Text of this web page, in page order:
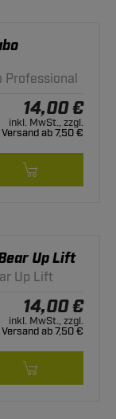
Professional
14,00 €
inkl. MwSt., zzgl.
Versand ab 7,50 €
Up Lift
Up Lift
14,00 €
inkl. MwSt., zzgl.
Versand ab 7,50 €